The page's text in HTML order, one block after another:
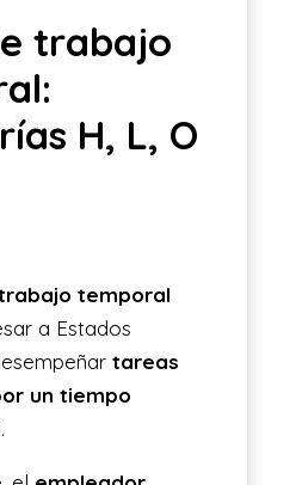
trabajo
H, L, O
temporal
a Estados
tareas
un tiempo
.